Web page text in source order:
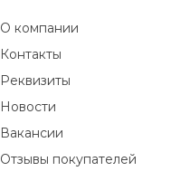
О компании
Контакты
Реквизиты
Новости
Вакансии
Отзывы покупателей